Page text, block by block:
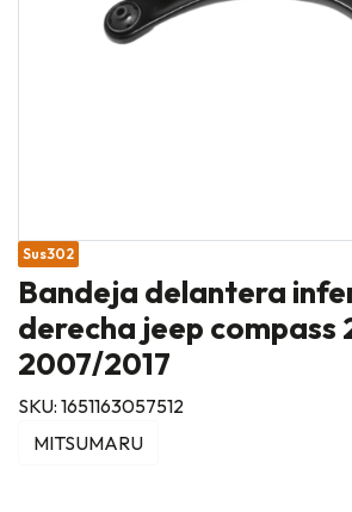
Sus302
Bandeja delantera
derecha jeep compass
2007/2017
SKU: 1651163057512
MITSUMARU